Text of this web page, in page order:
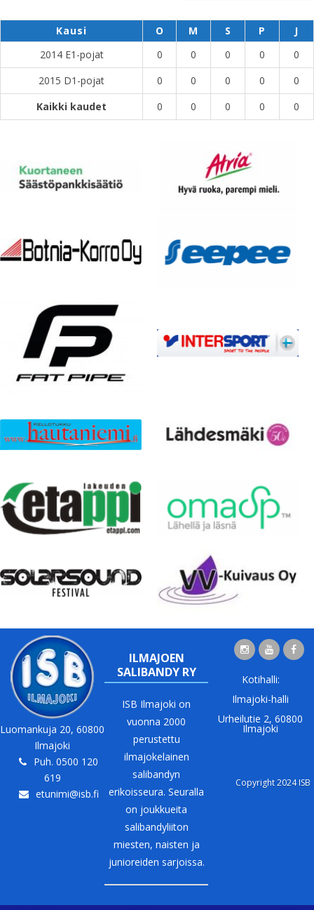
Kausi O M S P
J
2014 E1-pojat
0 0 0 0
0
2015 D1-pojat
0 0 0 0
0
Kaikki kaudet
0 0 0 0 0
Luomankuja 20, 60800
Ilmajoki
Puh. 0500 120
619
etunimi@isb.fi
ILMAJOEN
SALIBANDY RY
ISB Ilmajoki on
vuonna 2000
perustettu
ilmajokelainen
salibandyn
erikoisseura. Seuralla
on joukkueita
salibandyliiton
miesten, naisten ja
junioreiden sarjoissa.
Kotihalli:
Ilmajoki-halli
Urheilutie 2, 60800
Ilmajoki
Copyright 2024 ISB